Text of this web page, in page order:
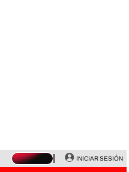
MAGALY MEDINA SINUANO
INICIAR SESIÓN